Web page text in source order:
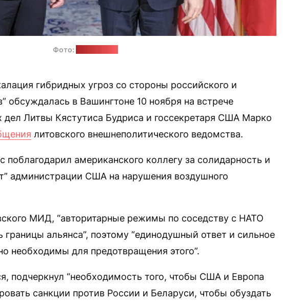
Фото:
гибридных угроз со стороны российского и
обсуждалась в Вашингтоне 10 ноября на встрече
дел Литвы Кястутиса Будриса и госсекретаря США Марко
литовского внешнеполитического ведомства.
поблагодарил американского коллегу за солидарность и
администрации США на нарушения воздушного
МИД, “авторитарные режимы по соседству с НАТО
альянса”, поэтому “единодушный ответ и сильное
необходимы для предотвращения этого”.
подчеркнул “необходимость того, чтобы США и Европа
санкции против России и Беларуси, чтобы обуздать